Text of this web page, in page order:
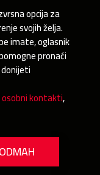
opcija za
svojih želja.
imate, oglasnik
pronaći
osobni kontakti,